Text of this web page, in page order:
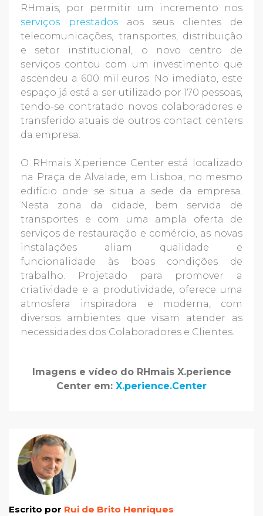
RHmais, por permitir um incremento nos
serviços prestadosaos seus clientes de
telecomunicações, transportes, distribuição
e setor institucional, o novo centro de
serviços contou com um investimento que
ascendeu a 600 mil euros. No imediato, este
espaço já está a ser utilizado por 170 pessoas,
tendo-se contratado novos colaboradores e
transferido atuais de outros contact centers
da empresa.
O RHmais X.perience Center está localizado
na Praça de Alvalade, em Lisboa, no mesmo
edifício onde se situa a sede da empresa.
Nesta zona da cidade, bem servida de
transportes e com uma ampla oferta de
serviços de restauração e comércio, as novas
instalações aliam qualidade e
funcionalidade às boas condições de
trabalho. Projetado para promover a
criatividade e a produtividade, oferece uma
atmosfera inspiradora e moderna, com
diversos ambientes que visam atender as
necessidades dos Colaboradores e Clientes.
Imagens e vídeo do RHmais X.perience
Center em: X.perience.Center
Escrito por Rui de Brito Henriques